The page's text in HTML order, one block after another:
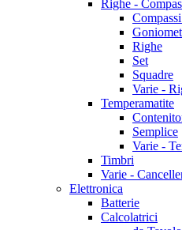
Righe -
Righe
Set
Squadre
Varie -
Temperamatite
Semplice
Varie -
Timbri
Varie -
Elettronica
Batterie
Calcolatrici